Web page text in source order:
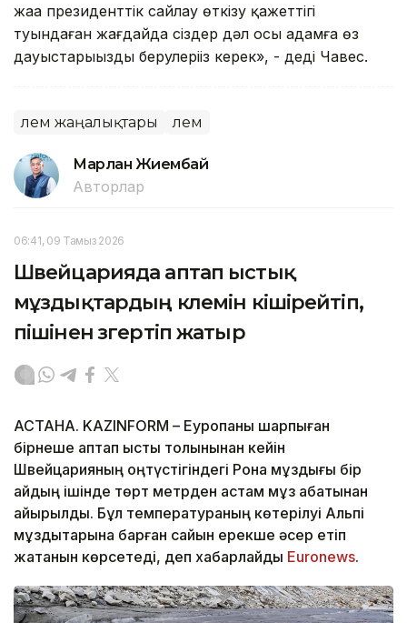
жаңа президенттік сайлау өткізу қажеттігі
туындаған жағдайда сіздер дәл осы адамға өз
дауыстарыңызды берулеріңіз керек», - деді Чавес.
Әлем жаңалықтары Әлем
Марлан Жиембай
Авторлар
06:41, 09 Тамыз 2026
Швейцарияда аптап ыстық
мұздықтардың көлемін кішірейтіп,
пішінен өзгертіп жатыр
АСТАНА. KAZINFORM – Еуропаны шарпыған
бірнеше аптап ыстық толқынынан кейін
Швейцарияның оңтүстігіндегі Рона мұздығы бір
айдың ішінде төрт метрден астам мұз қабатынан
айырылды. Бұл температураның көтерілуі Альпі
мұздықтарына барған сайын ерекше әсер етіп
жатқанын көрсетеді, деп хабарлайды Еuronews.